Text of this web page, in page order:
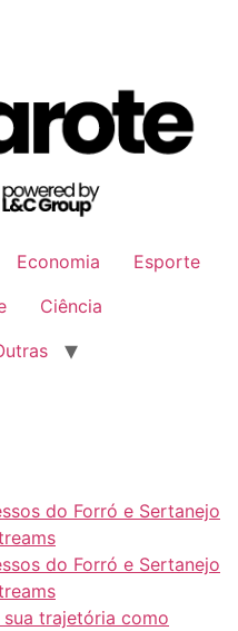
Economia
Esporte
Ciência
do Forró e Sertanejo
do Forró e Sertanejo
trajetória como